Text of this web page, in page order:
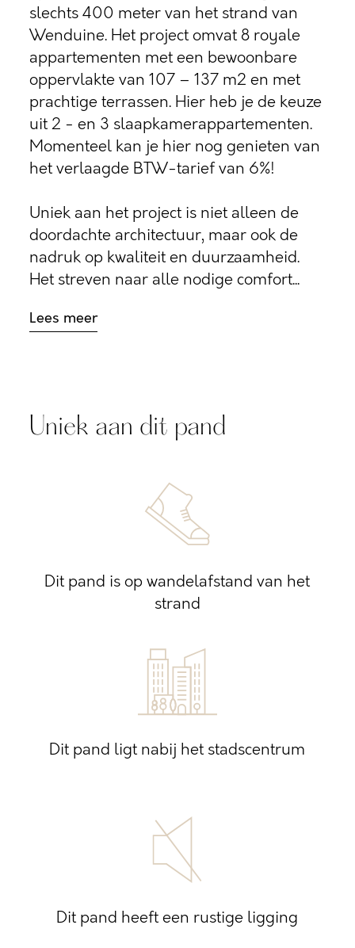
slechts 400 meter van het strand van
Wenduine. Het project omvat 8 royale
appartementen met een bewoonbare
oppervlakte van 107 – 137 m2 en met
prachtige terrassen. Hier heb je de keuze
uit 2 - en 3 slaapkamerappartementen.
Momenteel kan je hier nog genieten van
het verlaagde BTW-tarief van 6%!
Uniek aan het project is niet alleen de
doordachte architectuur, maar ook de
nadruk op kwaliteit en duurzaamheid.
Het streven naar alle nodige comfort...
Lees meer
Uniek aan dit pand
Dit pand is op wandelafstand van het
strand
Dit pand ligt nabij het stadscentrum
Dit pand heeft een rustige ligging